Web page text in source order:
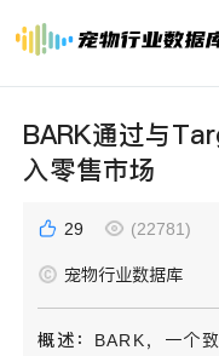
BARK通过与
入零售市场
29 (22781)
宠物行业数据库
概述：
BARK，一个